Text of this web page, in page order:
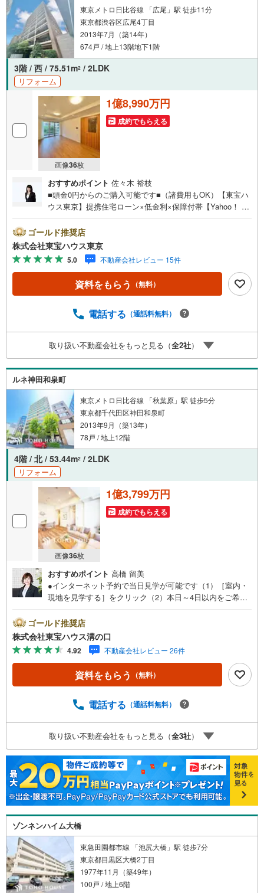
東京メトロ日比谷線 「広尾」駅 徒歩11分
東京都渋谷区広尾4丁目
2013年7月（築14年）
674戸 / 地上13階地下1階
3階 / 西 / 75.51m2 / 2LDK
リフォーム
画像36枚
1億8,990万円
成約でもらえる
おすすめポイント 佐々木 裕枝
■頭金0円からのご購入可能です■（諸費用もOK）【東宝ハ
ウス東京】提携住宅ローン×低金利×保障付帯【Yahoo！ 不
ayボーナスライトがもらえる「Yahoo！ 不動産 物件ご成約
キャンペーン」の対象になります。「資料をもらう」「見
学予約をする」ボタンからお問い合わせください。※必ずY
ahoo！ JAPAN IDでログインしてください。※PayPayボー
ナスライトは出金と譲渡はできません。ご案内・詳細な資
料のご請求はお気軽にどうぞ♪お電話でのお問い合わせも
ゴールド推奨店
株式会社東宝ハウス東京
5.0 不動産会社レビュー 15件
資料をもらう （無料）
電話する （通話料無料）
取り扱い不動産会社をもっと見る（全2社）
ルネ神田和泉町
東京メトロ日比谷線 「秋葉原」駅 徒歩5分
東京都千代田区神田和泉町
2013年9月（築13年）
78戸 / 地上12階
4階 / 北 / 53.44m2 / 2LDK
リフォーム
画像36枚
1億3,799万円
成約でもらえる
おすすめポイント 高橋 留美
●インターネット予約で当日見学が可能です（1）［室内・
現地を見学する］をクリック（2）本日～4日以内をご希望
い！●10:00～21:00はお電話でのお問い合わせがスムーズで
す。【Yahoo！ 不動産キャンペーン対象店舗】当店で物件
を成約するとPayPayポイントがもらえる「Yahoo！不動産
物件ご成約キャンペーン」の対象になります。「資料をも
らう」「見学予約をする」ボタンからお問い合わせくださ
い。※必ずYahoo！ JAPAN IDでログインしてください。※P
客様からのお言葉に感謝してこれからも楽しく素敵なお家
か？何も決まっていなくて大丈夫！まずはお客様の夢をお
聞かせ下さい！未来の「不安」を「安心」に変える「未来
カレンダー」もご来店時に好評です。スタッフ一同いつで
もお客様のお問合せをお待ちしております。
ゴールド推奨店
株式会社東宝ハウス溝の口
4.92 不動産会社レビュー 26件
資料をもらう （無料）
電話する （通話料無料）
取り扱い不動産会社をもっと見る（全3社）
ゾンネンハイム大橋
東急田園都市線 「池尻大橋」駅 徒歩7分
東京都目黒区大橋2丁目
1977年11月（築49年）
100戸 / 地上6階